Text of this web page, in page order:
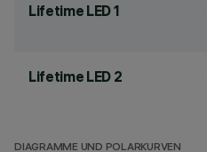
Lifetime LED 1
Lifetime LED 2
DIAGRAMME UND POLARKURVEN